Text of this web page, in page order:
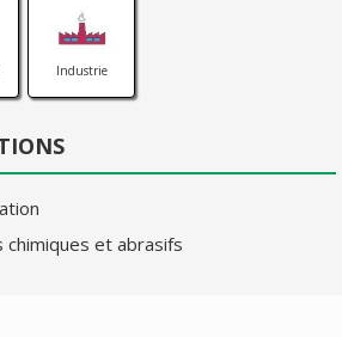
Industrie
chimiques et abrasifs